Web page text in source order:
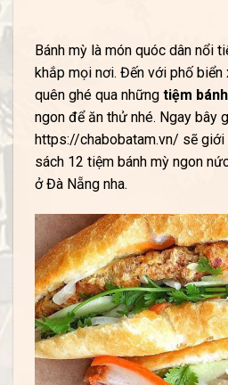
Bánh mỳ là món quóc dân nổi
khắp mọi nơi. Đến với phố
quên ghé qua những tiệm
ngon để ăn thử nhé. Ngay bây
https://chabobatam.vn/ sẽ giới
sách 12 tiệm bánh mỳ ngon
ở Đà Nẵng nha.